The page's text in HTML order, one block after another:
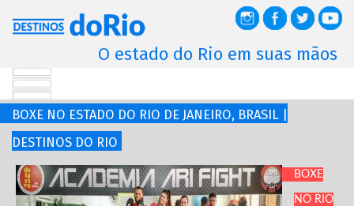
O estado do Rio em suas mãos
BOXE NO ESTADO DO RIO DE JANEIRO, BRASIL |
DESTINOS DO RIO
BOXE
NO RIO